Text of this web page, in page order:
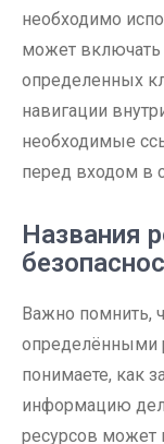
необходимо
может включать
определенных
навигации
необходимые
перед входом в
Названия
Важно помнить,
определёнными
понимаете, как
информацию
ресурсов может